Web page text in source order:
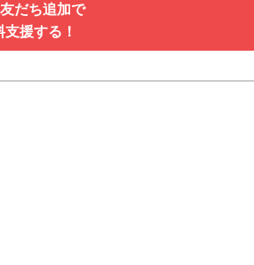
だち追加で
支援する！